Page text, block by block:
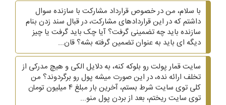
با سلام، من در خصوص قرارداد مشارکت با سازنده سوال
داشتم که در این قراردادهای مشارکت، در قبال سند زدن بنام
سازنده باید چه تضمینی گرفت؟ آیا چک باید گرفت یا چیز
دیگه ای باید به عنوان تضمین گرفته بشه؟ قان...
سایت قمار پولت رو بلوکه کنه، به دلایل الکی و هیچ مدرکی از
تخلف ارائه نده، در این صورت میشه پول رو برگردوند؟ من
کلی توی سایت شرط بستم، آخرین بار مبلغ ۴ میلیون تومان
توی سایت ریختم، بعد از بردن پول منو...